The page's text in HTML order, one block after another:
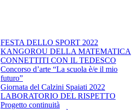
FESTA DELLO SPORT 2022
KANGOROU DELLA MATEMATICA
CONNETTITI CON IL TEDESCO
Concorso d’arte “La scuola è/e il mio
futuro”
Giornata del Calzini Spaiati 2022
LABORATORIO DEL RISPETTO
Progetto continuità